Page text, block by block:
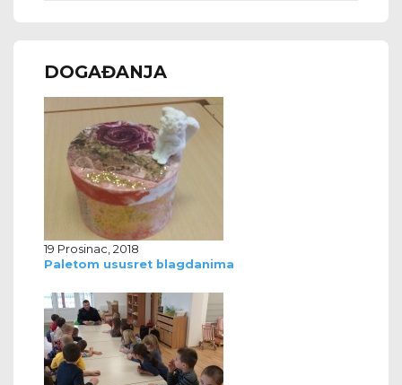
DOGAĐANJA
19 Prosinac, 2018
Paletom ususret blagdanima